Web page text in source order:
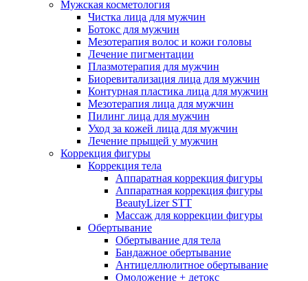
Мужская косметология
Чистка лица для мужчин
Ботокс для мужчин
Мезотерапия волос и кожи головы
Лечение пигментации
Плазмотерапия для мужчин
Биоревитализация лица для мужчин
Контурная пластика лица для мужчин
Мезотерапия лица для мужчин
Пилинг лица для мужчин
Уход за кожей лица для мужчин
Лечение прыщей у мужчин
Коррекция фигуры
Коррекция тела
Аппаратная коррекция фигуры
Аппаратная коррекция фигуры
BeautyLizer STT
Массаж для коррекции фигуры
Обертывание
Обертывание для тела
Бандажное обертывание
Антицеллюлитное обертывание
Омоложение + детокс